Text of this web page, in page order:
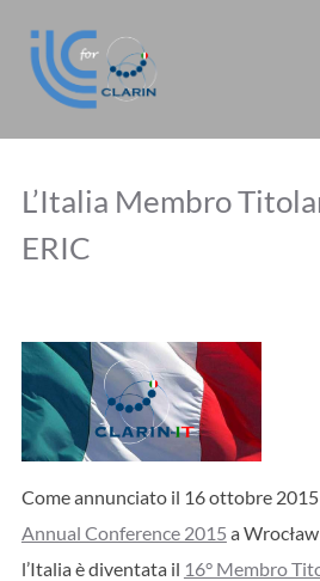
contenuto
L’Italia Membro
ERIC
Come annunciato il 16 ottobre
Annual Conference 2015 a
l’Italia è diventata il 16° Membro